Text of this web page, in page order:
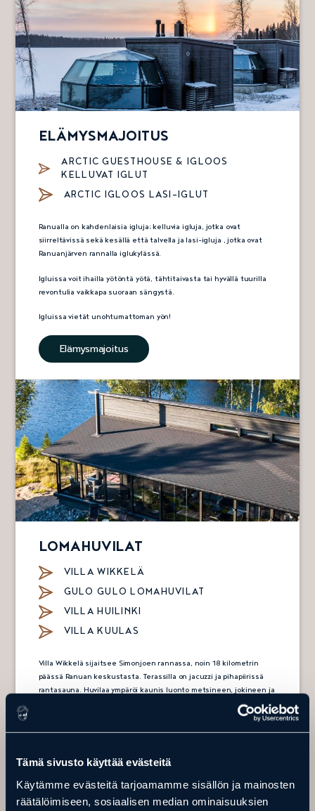
Tämä sivusto käyttää evästeitä
Käytämme evästeitä tarjoamamme sisällön ja mainosten
räätälöimiseen, sosiaalisen median ominaisuuksien
ELÄMYSMAJOITUS
ARCTIC GUESTHOUSE & IGLOOS
KELLUVAT IGLUT
ARCTIC IGLOOS LASI-IGLUT
Ranualla on kahdenlaisia igluja; kelluvia igluja, jotka ovat
siirreltävissä sekä kesällä että talvella ja lasi-igluja , jotka ovat
Ranuanjärven rannalla iglukylässä.
Igluissa voit ihailla yötöntä yötä, tähtitaivasta tai hyvällä tuurilla
revontulia vaikkapa suoraan sängystä.
Igluissa vietät unohtumattoman yön!
Elämysmajoitus
LOMAHUVILAT
VILLA WIKKELÄ
GULO GULO LOMAHUVILAT
VILLA HUILINKI
VILLA KUULAS
Villa Wikkelä sijaitsee Simonjoen rannassa, noin 18 kilometrin
päässä Ranuan keskustasta. Terassilla on jacuzzi ja pihapiirissä
rantasauna. Huvilaa ympäröi kaunis luonto metsineen, jokineen ja
huoneistot voi helposti yhdistää 12 hengen lomahuvilaksi.
Lomakylässä on oma laavu ja aivan vierestä pääset luontopoluille